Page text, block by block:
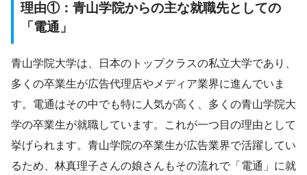
理由①：青山学院からの主な就職先としての
「電通」
青山学院大学は、日本のトップクラスの私立大学であり、
多くの卒業生が広告代理店やメディア業界に進んでいま
す。電通はその中でも特に人気が高く、多くの青山学院大
学の卒業生が就職しています。これが一つ目の理由として
挙げられます。青山学院の卒業生が広告業界で活躍してい
るため、林真理子さんの娘さんもその流れで「電通」に就